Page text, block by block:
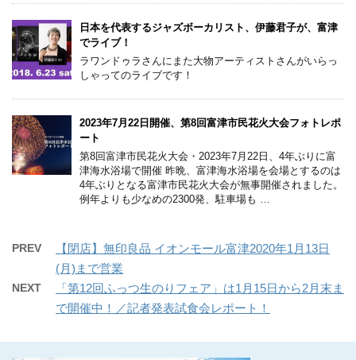
日本を代表するジャズボーカリスト、伊藤君子が、富津
でライブ！
ラワンドゥラさんにまた大物アーティストさんがいらっ
しゃってのライブです！
2023年7月22日開催、第8回富津市民花火大会フォトレポ
ート
第8回富津市民花火大会・2023年7月22日、4年ぶりに富
津海水浴場で開催 昨晩、富津海水浴場を会場とするのは
4年ぶりとなる富津市民花火大会が無事開催されました。
例年よりも少なめの2300発、駐車場も …
PREV
【閉店】無印良品 イオンモール富津2020年1月13日
(月)まで営業
NEXT
「第12回ふっつ生のりフェア」は1月15日から2月末ま
で開催中！／記者発表試食会レポート！